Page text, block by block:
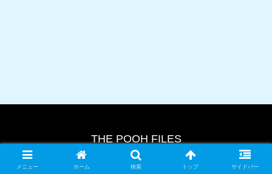
THE POOH FILES
© 2024 THE POOH FILES.
メニュー ホーム 検索 トップ サイドバー